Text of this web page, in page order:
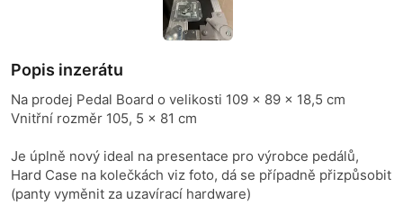
Popis inzerátu
Na prodej Pedal Board o velikosti 109 x 89 x 18,5 cm
Vnitřní rozměr 105, 5 x 81 cm
Je úplně nový ideal na presentace pro výrobce pedálů,
Hard Case na kolečkách viz foto, dá se případně přizpůsobit
(panty vyměnit za uzavírací hardware)